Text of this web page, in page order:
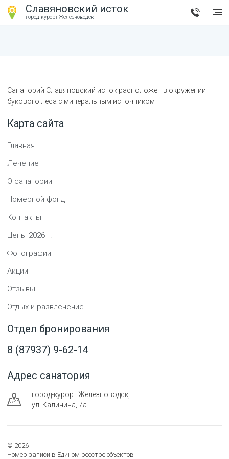
Славяновский исток
город-курортЖелезноводск
Санаторий Славяновский исток расположен в окружении
букового леса с минеральным источником
Карта сайта
Главная
Лечение
О санатории
Номерной фонд
Контакты
Цены 2026 г.
Фотографии
Акции
Отзывы
Отдых и развлечение
Отдел бронирования
8 (87937) 9-62-14
Адрес санатория
город-курорт Железноводск
ул. Калинина, 7а
© 2026
Номер записи в Едином реестре объектов